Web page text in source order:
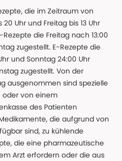
die im Zeitraum von
Uhr und Freitag bis 13 Uhr
die Freitag nach 13:00
zugestellt. E-Rezepte die
und Sonntag 24:00 Uhr
zugestellt. Von der
ausgenommen sind spezielle
oder von einem
des Patienten
die aufgrund von
sind, zu kühlende
die eine pharmazeutische
Arzt erfordern oder die aus